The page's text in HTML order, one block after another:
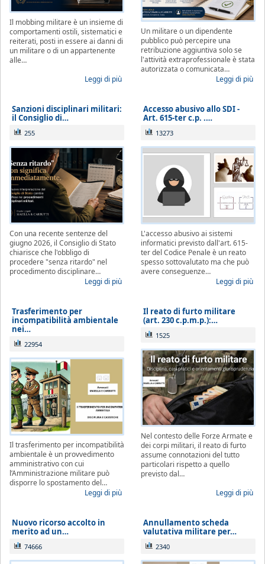
Il mobbing militare è un insieme di
comportamenti ostili, sistematici e
reiterati, posti in essere ai danni di
un militare o di un appartenente
alle…
Leggi di più
Un militare o un dipendente
pubblico può percepire una
retribuzione aggiuntiva solo se
l'attività extraprofessionale è stata
autorizzata o comunicata…
Leggi di più
Sanzioni disciplinari militari:
il Consiglio di…
255
Con una recente sentenze del
giugno 2026, il Consiglio di Stato
chiarisce che l'obbligo di
procedere "senza ritardo" nel
procedimento disciplinare…
Leggi di più
Accesso abusivo allo SDI -
Art. 615-ter c.p. .…
13273
L'accesso abusivo ai sistemi
informatici previsto dall'art. 615-
ter del Codice Penale è un reato
spesso sottovalutato ma che può
avere conseguenze…
Leggi di più
Trasferimento per
incompatibilità ambientale
nei…
22954
Il trasferimento per incompatibilità
ambientale è un provvedimento
amministrativo con cui
l’Amministrazione militare può
disporre lo spostamento del…
Leggi di più
Il reato di furto militare
(art. 230 c.p.m.p.):…
1525
Nel contesto delle Forze Armate e
dei corpi militari, il reato di furto
assume connotazioni del tutto
particolari rispetto a quello
previsto dal…
Leggi di più
Nuovo ricorso accolto in
merito ad un…
74666
Annullamento scheda
valutativa militare per…
2340